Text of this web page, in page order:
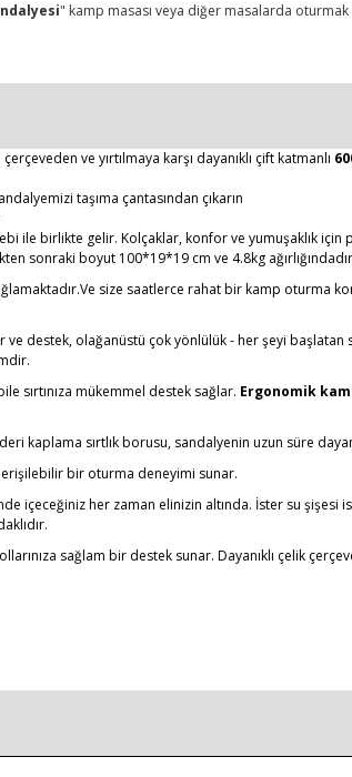
" kamp masası veya diğer masalarda
ve yırtılmaya karşı dayanıklı çift katmanlı
taşıma çantasından çıkarın
ile birlikte gelir. Kolçaklar, konfor ve yumuşaklık için
sonraki boyut 100*19*19 cm ve 4.8kg
size saatlerce rahat bir kamp oturma
destek, olağanüstü çok yönlülük - her şeyi başlatan
sırtınıza mükemmel destek sağlar. Ergonomik
kaplama sırtlık borusu, sandalyenin uzun süre
erişilebilir bir oturma deneyimi sunar.
içeceğiniz her zaman elinizin altında. İster su şişesi
sağlam bir destek sunar. Dayanıklı çelik